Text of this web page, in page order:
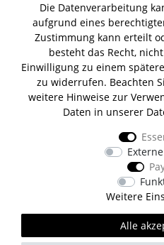
Lifestyle &
Tor 1 I Haus
12681
Unsere
Wir
Die Datenverarbeitung
aufgrund eines
Zustimmung kann erteilt
besteht das Recht,
Einwilligung zu einem
zu widerrufen. Beachten
weitere Hinweise zur
Daten in unserer
Weitere
Alle